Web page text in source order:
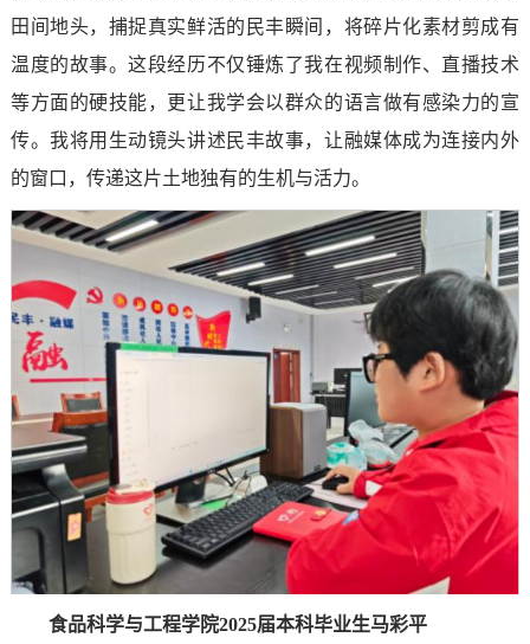
田间地头，捕捉真实鲜活的民丰瞬间，将碎片化素材剪成有
温度的故事。这段经历不仅锤炼了我在视频制作、直播技术
等方面的硬技能，更让我学会以群众的语言做有感染力的宣
传。我将用生动镜头讲述民丰故事，让融媒体成为连接内外
的窗口，传递这片土地独有的生机与活力。
食品科学与工程学院2025届本科毕业生马彩平